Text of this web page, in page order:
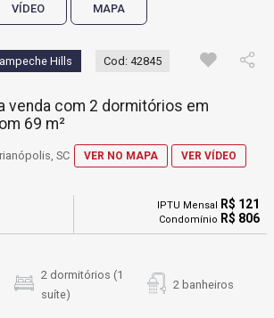
VÍDEO MAPA
Hills Cod: 42845
venda com 2 dormitórios em
69 m²
SC VER NO MAPA VER VÍDEO
IPTU Mensal R$ 121
Condomínio R$ 806
2 dormitórios (1
suíte)
2 banheiros